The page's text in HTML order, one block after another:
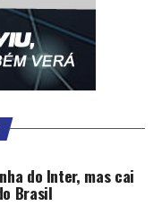
do Inter, mas cai
Brasil